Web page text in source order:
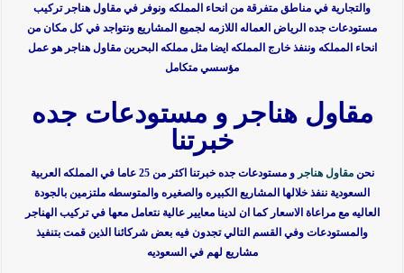
والتجارية في مناطق متفرقة من انحاء المملكه ونوفر في مقاول هناجر تركيب
مستودعات جده الرياض العماله اللازمه لجميع المشاريع ونتواجد في كل مكان من
انحاء المملكه وننفذ خارج المملكه ايضا مثل مملكه البحرينمقاول هناجر هو عمل
مؤسسي متكامل
مقاول هناجر و مستودعات جده
خبرتنا
نحنمقاول هناجر
و مستودعات جده خبرتنا اكثر من 25 عاما في المملكه العربية
السعودية ننفذ خلالها المشاريع الكبيره والصغيره والمتوسطه ملتزمين بالجودة
العاليه مع مراعاة الاسعار كما ان لدينا معايير عالية نتعامل معها في تركيب الهناجر
والمستودعات وفي القسم التالي تجدون فيه بعض شركائنا الذين قمت بتنفيذ
مشاريع لهم في السعوديه